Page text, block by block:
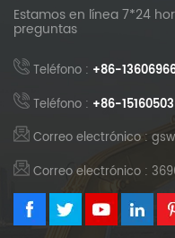
Estamos en línea 7*24
preguntas
Teléfono : +86-
Teléfono : +86-
Correo electrónico :
Correo electrónico :